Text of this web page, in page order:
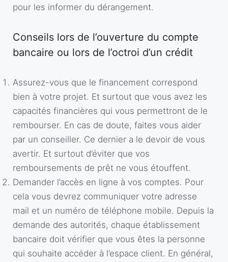
pour les informer du dérangement.
Conseils lors de l’ouverture du compte
bancaire ou lors de l’octroi d’un crédit
Assurez-vous que le financement correspond
bien à votre projet. Et surtout que vous avez les
capacités financières qui vous permettront de le
rembourser. En cas de doute, faites vous aider
par un conseiller. Ce dernier a le devoir de vous
avertir. Et surtout d’éviter que vos
remboursements de prêt ne vous étouffent.
Demander l’accès en ligne à vos comptes. Pour
cela vous devrez communiquer votre adresse
mail et un numéro de téléphone mobile. Depuis la
demande des autorités, chaque établissement
bancaire doit vérifier que vous êtes la personne
qui souhaite accéder à l’espace client. En général,